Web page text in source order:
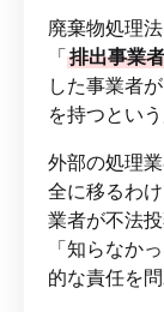
廃棄物処理
「排出事業
した事業者
を持つという
外部の処理
全に移るわ
業者が不法
「知らなか
的な責任を